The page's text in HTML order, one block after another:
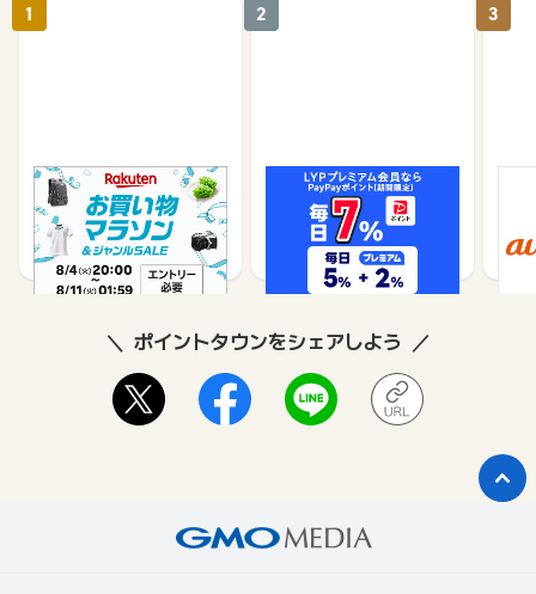
楽天市場
1%
1
Yahoo!ショッピング
1%
2 3
ポイントタウンをシェアしよう